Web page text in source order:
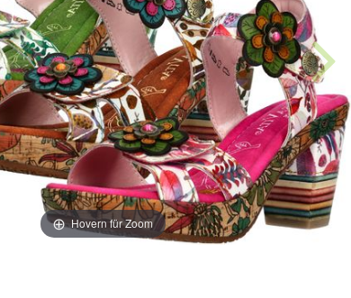
Hovern für Zoom